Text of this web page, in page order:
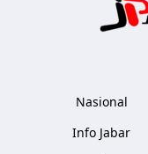
Nasional
Info Jabar